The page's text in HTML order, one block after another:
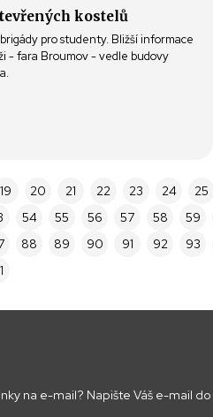
kostelů
pro studenty. Bližší informace
- fara Broumov - vedle budovy
19 20 21 22 23 24 25
54 55 56 57 58 59
88 89 90 91 92 93
na e-mail? Napište Váš e-mail